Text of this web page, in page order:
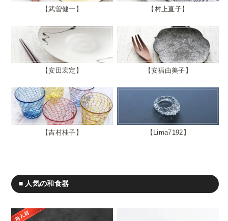
武曽健一 村上直子
安田宏定 安福由美子
吉村桂子 Lima7192
■ 人気の和食器